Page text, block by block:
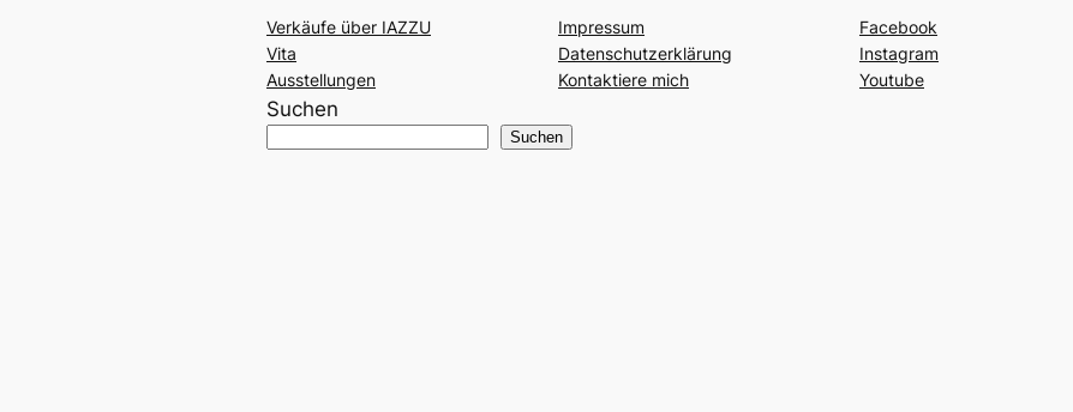
Verkäufe über IAZZU
Vita
Ausstellungen
Impressum
Datenschutzerklärung
Kontaktiere mich
Facebook
Instagram
Youtube
Suchen
Suchen